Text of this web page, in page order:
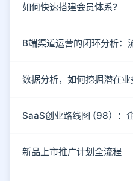
如何快速搭建会员体系?
B端渠道运营的闭环分析：
数据分析，如何挖掘潜在业
SaaS创业路线图 (98）：
新品上市推广计划全流程